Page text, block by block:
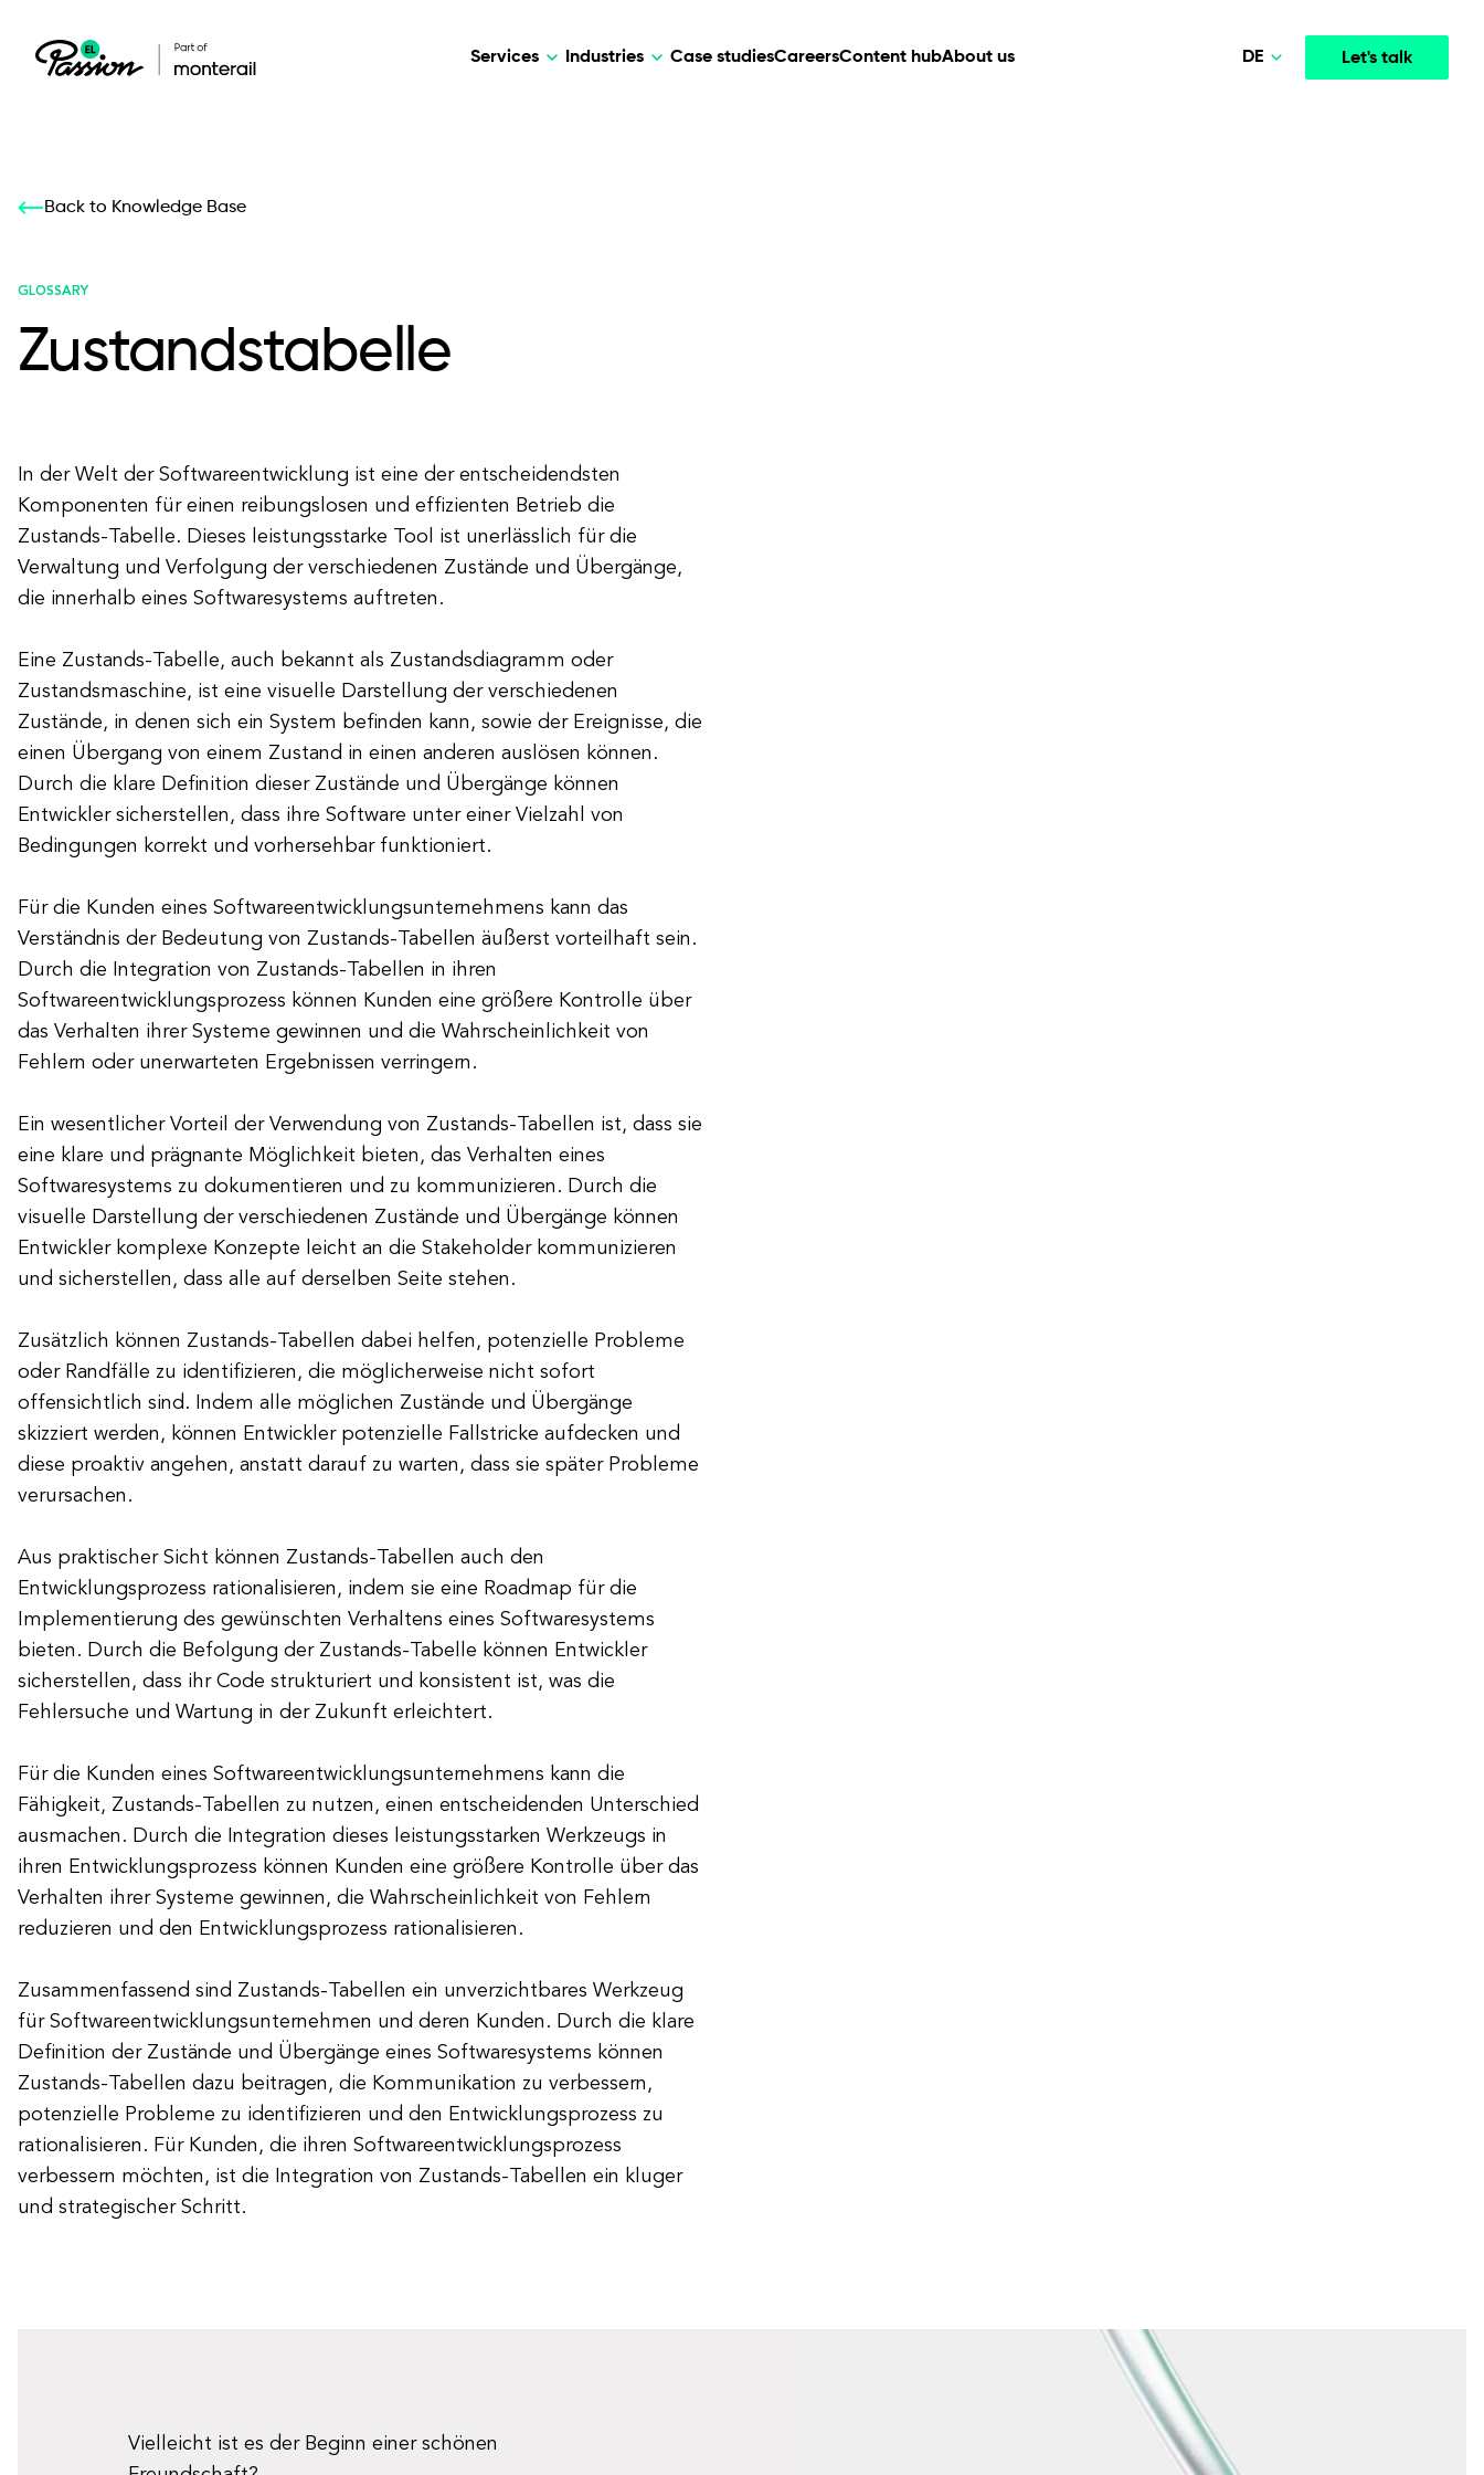
Services
Our services: build,
All services
Industries
Our services: build,
Case studiesCareersContent hubAbout us Let's talk
DE
Back to Knowledge Base
GLOSSARY
Zustandstabelle
In der Welt der Softwareentwicklung ist eine der entscheidendsten
Komponenten für einen reibungslosen und effizienten Betrieb die
Zustands-Tabelle. Dieses leistungsstarke Tool ist unerlässlich für die
Verwaltung und Verfolgung der verschiedenen Zustände und Übergänge,
die innerhalb eines Softwaresystems auftreten.
Eine Zustands-Tabelle, auch bekannt als Zustandsdiagramm oder
Zustandsmaschine, ist eine visuelle Darstellung der verschiedenen
Zustände, in denen sich ein System befinden kann, sowie der Ereignisse, die
einen Übergang von einem Zustand in einen anderen auslösen können.
Durch die klare Definition dieser Zustände und Übergänge können
Entwickler sicherstellen, dass ihre Software unter einer Vielzahl von
Bedingungen korrekt und vorhersehbar funktioniert.
Für die Kunden eines Softwareentwicklungsunternehmens kann das
Verständnis der Bedeutung von Zustands-Tabellen äußerst vorteilhaft sein.
Durch die Integration von Zustands-Tabellen in ihren
Softwareentwicklungsprozess können Kunden eine größere Kontrolle über
das Verhalten ihrer Systeme gewinnen und die Wahrscheinlichkeit von
Fehlern oder unerwarteten Ergebnissen verringern.
Ein wesentlicher Vorteil der Verwendung von Zustands-Tabellen ist, dass sie
eine klare und prägnante Möglichkeit bieten, das Verhalten eines
Softwaresystems zu dokumentieren und zu kommunizieren. Durch die
visuelle Darstellung der verschiedenen Zustände und Übergänge können
Entwickler komplexe Konzepte leicht an die Stakeholder kommunizieren
und sicherstellen, dass alle auf derselben Seite stehen.
Zusätzlich können Zustands-Tabellen dabei helfen, potenzielle Probleme
oder Randfälle zu identifizieren, die möglicherweise nicht sofort
offensichtlich sind. Indem alle möglichen Zustände und Übergänge
skizziert werden, können Entwickler potenzielle Fallstricke aufdecken und
diese proaktiv angehen, anstatt darauf zu warten, dass sie später Probleme
verursachen.
Aus praktischer Sicht können Zustands-Tabellen auch den
Entwicklungsprozess rationalisieren, indem sie eine Roadmap für die
Implementierung des gewünschten Verhaltens eines Softwaresystems
bieten. Durch die Befolgung der Zustands-Tabelle können Entwickler
sicherstellen, dass ihr Code strukturiert und konsistent ist, was die
Fehlersuche und Wartung in der Zukunft erleichtert.
Für die Kunden eines Softwareentwicklungsunternehmens kann die
Fähigkeit, Zustands-Tabellen zu nutzen, einen entscheidenden Unterschied
ausmachen. Durch die Integration dieses leistungsstarken Werkzeugs in
ihren Entwicklungsprozess können Kunden eine größere Kontrolle über das
Verhalten ihrer Systeme gewinnen, die Wahrscheinlichkeit von Fehlern
reduzieren und den Entwicklungsprozess rationalisieren.
Zusammenfassend sind Zustands-Tabellen ein unverzichtbares Werkzeug
für Softwareentwicklungsunternehmen und deren Kunden. Durch die klare
Definition der Zustände und Übergänge eines Softwaresystems können
Zustands-Tabellen dazu beitragen, die Kommunikation zu verbessern,
potenzielle Probleme zu identifizieren und den Entwicklungsprozess zu
rationalisieren. Für Kunden, die ihren Softwareentwicklungsprozess
verbessern möchten, ist die Integration von Zustands-Tabellen ein kluger
und strategischer Schritt.
Vielleicht ist es der Beginn einer schönen